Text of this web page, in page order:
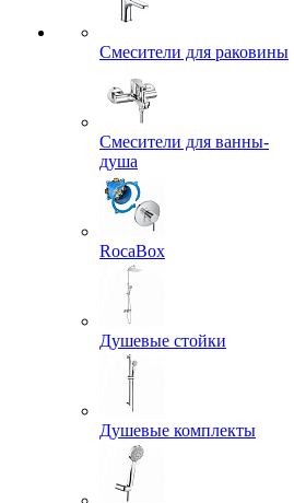
Смесители для раковины
Смесители для ванны-
душа
RocaBox
Душевые стойки
Душевые комплекты